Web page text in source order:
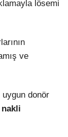
lösemi
ve
uygun donör
nakli